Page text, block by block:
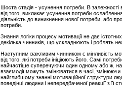
Шоста стадія - усунення потреби. В
від того, викликає усунення потреби
діяльність до виникнення нової потреби, або
потреби.
Знання логіки процесу мотивації не дає
декілька чинників, що ускладнюють і роблять
Наступним важливим чинником є мінливість
від того, які потреби ініціюють його. Самі
найчастіше суперечуючи один одному або ж,
взаємодії можуть змінюватися в часі, змінюючи
найглибшому знанні мотиваційної структури
поведінці людини і непередбаченої реакції з її